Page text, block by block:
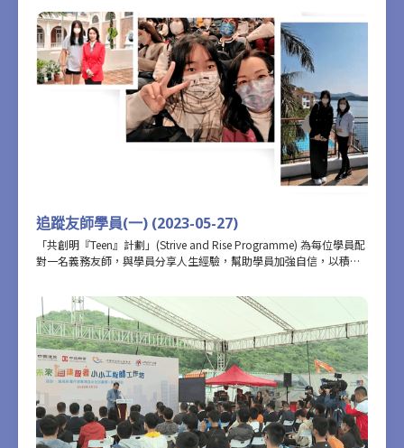
變，攝製隊近距離追蹤了五對學員和友師的相處點滴。這一集記錄了
友師香港賽馬會見習騎師學校校長陳念慈，與她的學員陳嘉琪在參加
計劃這大半年以來的相處過程，以及嘉琪在參加計劃後的成長和轉
變。
追蹤友師學員(一) (2023-05-27)
「共創明『Teen』計劃」(Strive and Rise Programme) 為每位學員配
對一名義務友師，與學員分享人生經驗，幫助學員加強自信，以積極
變，攝製隊在大半年前，已近距離追蹤了五對學員和友師的相處點
滴。這一集記錄了友師東區醫院聯網總監蘇潔瑩醫生，與她的學員陳
彥欣在參加計劃時的互動交流，以及彥欣如何透過參加計劃，開始規
劃未來的人生路向。